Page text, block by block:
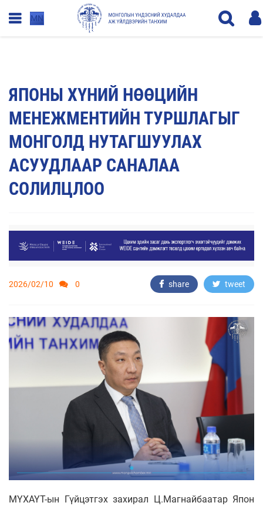
MN
ЯПОНЫ ХҮНИЙ НӨӨЦИЙН
МЕНЕЖМЕНТИЙН ТУРШЛАГЫГ
МОНГОЛД НУТАГШУУЛАХ
АСУУДЛААР САНАЛАА
СОЛИЛЦЛОО
2026/02/10 0 share tweet
МҮХАҮТ-ын Гүйцэтгэх захирал Ц.Магнайбаатар Япон